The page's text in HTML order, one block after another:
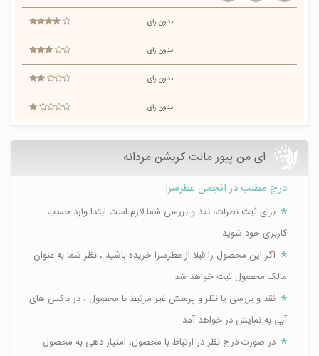
بدون رای
بدون رای
بدون رای
بدون رای
ای من پیور مالت کریشن مردانه
درج مطلب در انجمن عطرسرا
برای ثبت نظرات، نقد و بررسی شما لازم است ابتدا وارد حساب
کاربری خود شوید
اگر این محصول را قبلا از عطرسرا خریده باشید ، نظر شما به عنوان
مالک محصول ثبت خواهد شد
نقد و بررسی یا نظر و پرسش غیر مرتبط با محصول ، در باکس های
آبی به نمایش در خواهد آمد
در صورت درج نظر در ارتباط با محصول، امتیاز دهی به محصول